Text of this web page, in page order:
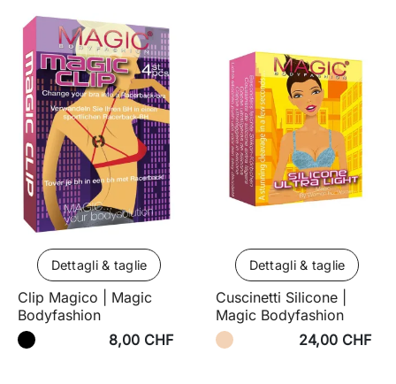
Dettagli & taglie
Clip Magico | Magic
Bodyfashion
8,00 CHF
Dettagli & taglie
Cuscinetti Silicone |
Magic Bodyfashion
24,00 CHF